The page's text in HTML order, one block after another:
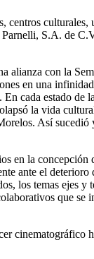
culturales,
S.A. de
alianza con la
en una
cada estado de
la vida
Así
en la concepción
ante el
los temas ejes y
que se
cinematográfico